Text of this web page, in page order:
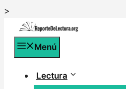
>
contenido
Menú
Lectura